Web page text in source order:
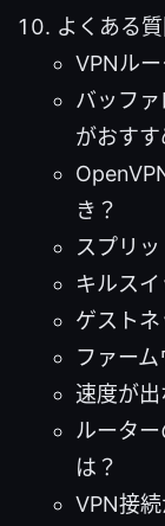
よくある質
VPNル
バッフ
がおすす
き？
スプリ
キルス
ゲスト
ファー
速度が出
ルータ
は？
VPN接